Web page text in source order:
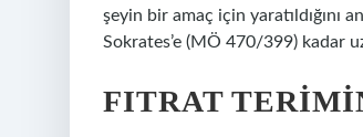
şeyin bir amaç için yaratıldığını
Sokrates’e (MÖ 470/399) kadar
FITRAT